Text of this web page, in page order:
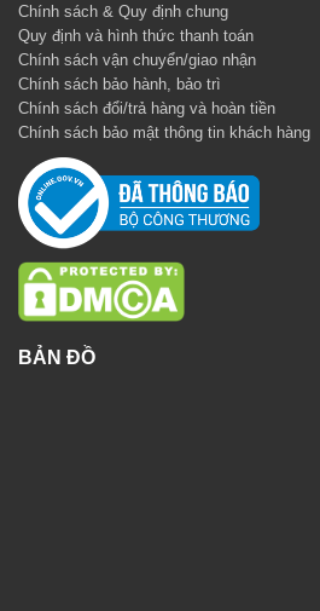
Chính sách & Quy định chung
Quy định và hình thức thanh toán
Chính sách vận chuyển/giao nhận
Chính sách bảo hành, bảo trì
Chính sách đổi/trả hàng và hoàn tiền
Chính sách bảo mật thông tin khách hàng
BẢN ĐỒ